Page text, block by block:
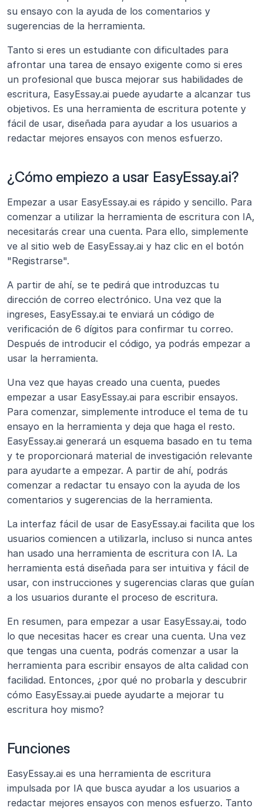
su ensayo con la ayuda de los comentarios y
sugerencias de la herramienta.
Tanto si eres un estudiante con dificultades para
afrontar una tarea de ensayo exigente como si eres
un profesional que busca mejorar sus habilidades de
escritura, EasyEssay.ai puede ayudarte a alcanzar tus
objetivos. Es una herramienta de escritura potente y
fácil de usar, diseñada para ayudar a los usuarios a
redactar mejores ensayos con menos esfuerzo.
¿Cómo empiezo a usar EasyEssay.ai?
Empezar a usar EasyEssay.ai es rápido y sencillo. Para
comenzar a utilizar la herramienta de escritura con IA,
necesitarás crear una cuenta. Para ello, simplemente
ve al sitio web de EasyEssay.ai y haz clic en el botón
"Registrarse".
A partir de ahí, se te pedirá que introduzcas tu
dirección de correo electrónico. Una vez que la
ingreses, EasyEssay.ai te enviará un código de
verificación de 6 dígitos para confirmar tu correo.
Después de introducir el código, ya podrás empezar a
usar la herramienta.
Una vez que hayas creado una cuenta, puedes
empezar a usar EasyEssay.ai para escribir ensayos.
Para comenzar, simplemente introduce el tema de tu
ensayo en la herramienta y deja que haga el resto.
EasyEssay.ai generará un esquema basado en tu tema
y te proporcionará material de investigación relevante
para ayudarte a empezar. A partir de ahí, podrás
comenzar a redactar tu ensayo con la ayuda de los
comentarios y sugerencias de la herramienta.
La interfaz fácil de usar de EasyEssay.ai facilita que los
usuarios comiencen a utilizarla, incluso si nunca antes
han usado una herramienta de escritura con IA. La
herramienta está diseñada para ser intuitiva y fácil de
usar, con instrucciones y sugerencias claras que guían
a los usuarios durante el proceso de escritura.
En resumen, para empezar a usar EasyEssay.ai, todo
lo que necesitas hacer es crear una cuenta. Una vez
que tengas una cuenta, podrás comenzar a usar la
herramienta para escribir ensayos de alta calidad con
facilidad. Entonces, ¿por qué no probarla y descubrir
cómo EasyEssay.ai puede ayudarte a mejorar tu
escritura hoy mismo?
Funciones
EasyEssay.ai es una herramienta de escritura
impulsada por IA que busca ayudar a los usuarios a
redactar mejores ensayos con menos esfuerzo. Tanto